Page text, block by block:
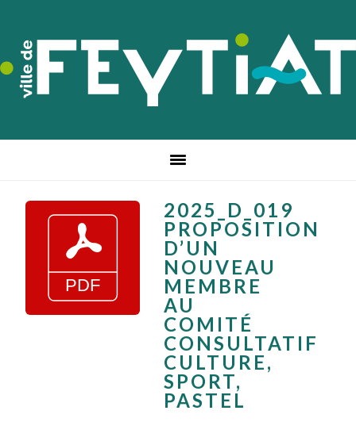
navigation
principale
contenu
principal
pied
de
page
2025_D_019
PROPOSITION
D’UN
NOUVEAU
MEMBRE
AU
COMITÉ
CONSULTATIF
CULTURE,
SPORT,
PASTEL